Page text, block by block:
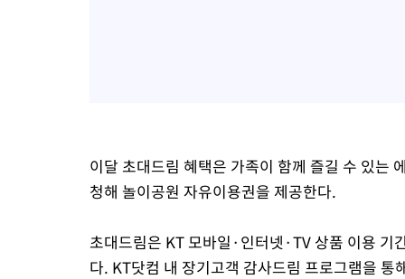
이달 초대드림 혜택은 가족이 함께 즐길 수 있는
청해 놀이공원 자유이용권을 제공한다.
초대드림은 KT 모바일·인터넷·TV 상품 이용 기
다. KT닷컴 내 장기고객 감사드림 프로그램을